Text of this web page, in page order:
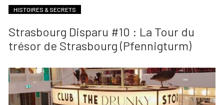
HISTOIRES & SECRETS
Strasbourg Disparu #10 : La Tour du
trésor de Strasbourg (Pfennigturm)